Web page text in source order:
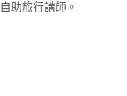
助旅行講師。